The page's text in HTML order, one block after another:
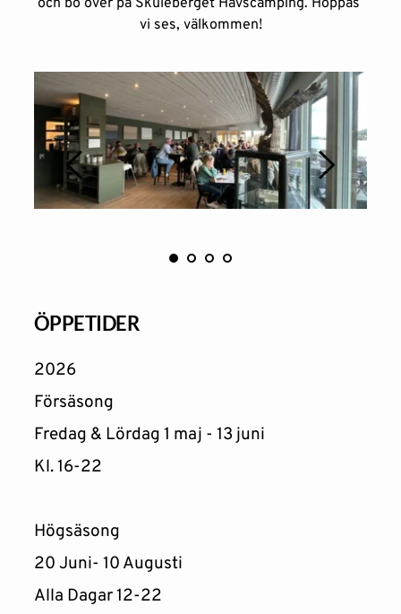
och bo över på Skuleberget Havscamping. Hoppas
vi ses, välkommen!
ÖPPETIDER
2026
Försäsong
Fredag & Lördag 1 maj - 13 juni
Kl. 16-22
Högsäsong
20 Juni- 10 Augusti
Alla Dagar 12-22